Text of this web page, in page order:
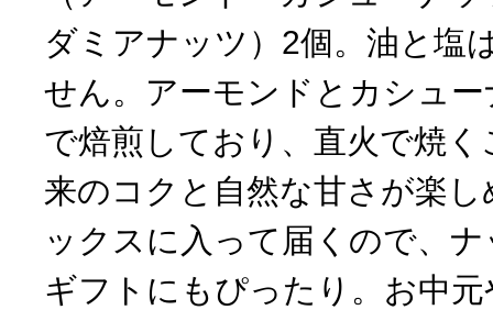
ダミアナッツ）2個。油と塩
せん。アーモンドとカシュ
で焙煎しており、直火で焼
来のコクと自然な甘さが楽
ックスに入って届くので、
ギフトにもぴったり。お中